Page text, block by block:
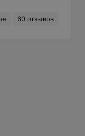
60 отзывов